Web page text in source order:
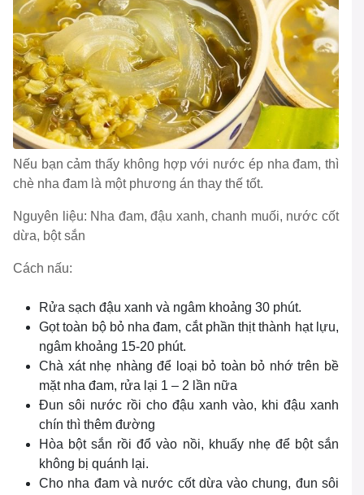
Nếu bạn cảm thấy không hợp với nước ép nha đam, thì
chè nha đam là một phương án thay thế tốt.
Nguyên liệu: Nha đam, đậu xanh, chanh muối, nước cốt
dừa, bột sắn
Cách nấu:
Rửa sạch đậu xanh và ngâm khoảng 30 phút.
Gọt toàn bộ bỏ nha đam, cắt phần thịt thành hạt lựu,
ngâm khoảng 15-20 phút.
Chà xát nhẹ nhàng để loại bỏ toàn bỏ nhớ trên bề
mặt nha đam, rửa lại 1 – 2 lần nữa
Đun sôi nước rồi cho đậu xanh vào, khi đậu xanh
chín thì thêm đường
Hòa bột sắn rồi đổ vào nồi, khuấy nhẹ để bột sắn
không bị quánh lại.
Cho nha đam và nước cốt dừa vào chung, đun sôi